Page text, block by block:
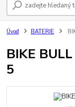
Úvod BATERIE
BIKE
5